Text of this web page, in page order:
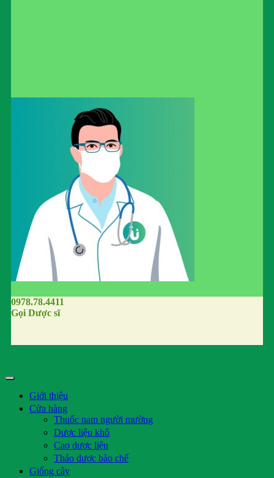
0978.78.4411
Gọi Dược sĩ
Giới thiệu
Cửa hàng
Thuốc nam người mường
Dược liệu khô
Cao dược liệu
Thảo dược bào chế
Giống cây